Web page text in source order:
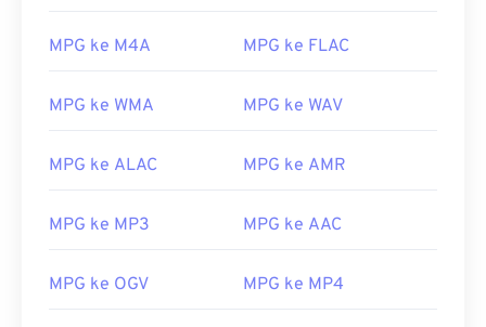
MPG ke M4A MPG ke FLAC
MPG ke WMA MPG ke WAV
MPG ke ALAC MPG ke AMR
MPG ke MP3 MPG ke AAC
MPG ke OGV MPG ke MP4